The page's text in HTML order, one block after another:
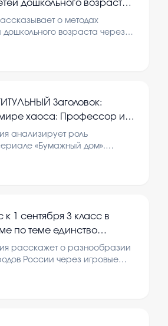
дошкольного возраста
о методах
дошкольного возраста через
укрепить здоровье, развить
Заголовок:
хаоса: Профессор из
Подзаголовок: Анализ
в сериале Фото:
анализирует роль
«Бумажный дом».
на команду и сюжет.
к 1 сентября 3 класс в
по теме единство
расскажет о разнообразии
России через игровые
между разными